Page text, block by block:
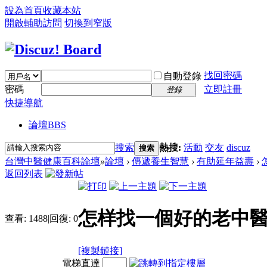
設為首頁收藏本站
開啟輔助訪問 切換到窄版
自動登錄 找回密碼
密碼
登錄
立即註冊
快捷導航
論壇BBS
搜索 搜索 熱搜: 活動 交友 discuz
台灣中醫健康百科論壇»論壇 › 傳遞養生智慧 › 有助延年益壽 ›
返回列表
查看: 1488|回復: 0怎样找一個好的老中
[複製鏈接]
電梯直達